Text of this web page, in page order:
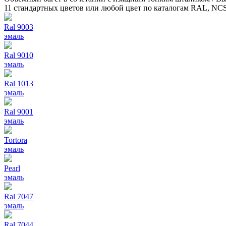
11 стандартных цветов или любой цвет по каталогам RAL,
Ral 9003
эмаль
Ral 9010
эмаль
Ral 1013
эмаль
Ral 9001
эмаль
Tortora
эмаль
Pearl
эмаль
Ral 7047
эмаль